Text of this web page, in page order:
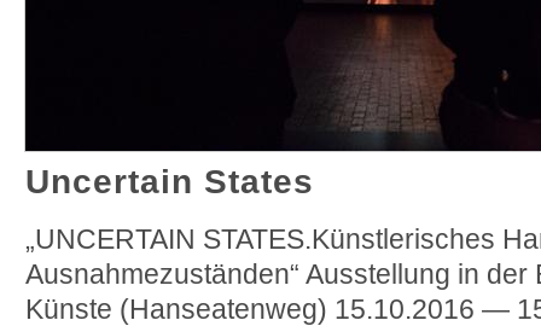
Uncertain States
„UNCERTAIN STATES.Künstlerisches
Ausnahmezuständen“ Ausstellung in der
Künste (Hanseatenweg) 15.10.2016 —